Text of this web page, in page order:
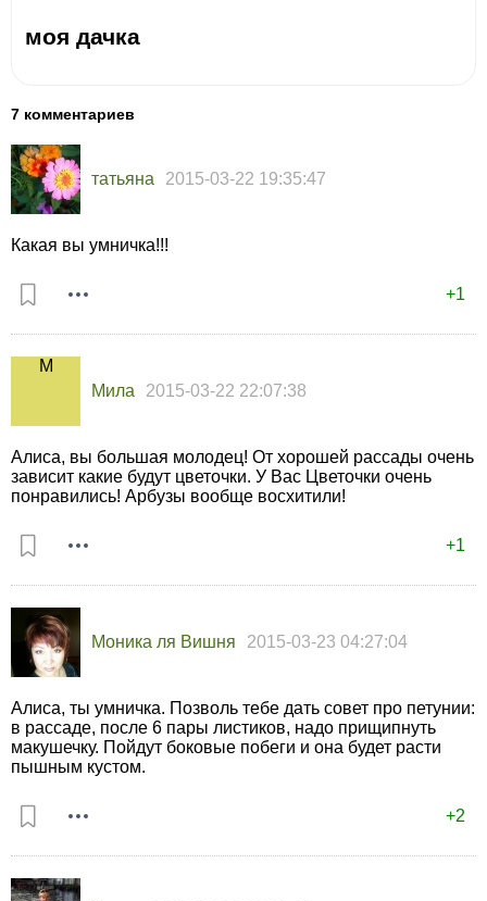
моя дачка
7 комментариев
татьяна 2015-03-22 19:35:47
+1
Какая вы умничка!!!
Мила 2015-03-22 22:07:38
+1
Алиса, вы большая молодец! От хорошей рассады очень
зависит какие будут цветочки. У Вас Цветочки очень
понравились! Арбузы вообще восхитили!
Моника ля Вишня 2015-03-23 04:27:04
+2
Алиса, ты умничка. Позволь тебе дать совет про петунии:
в рассаде, после 6 пары листиков, надо прищипнуть
макушечку. Пойдут боковые побеги и она будет расти
пышным кустом.